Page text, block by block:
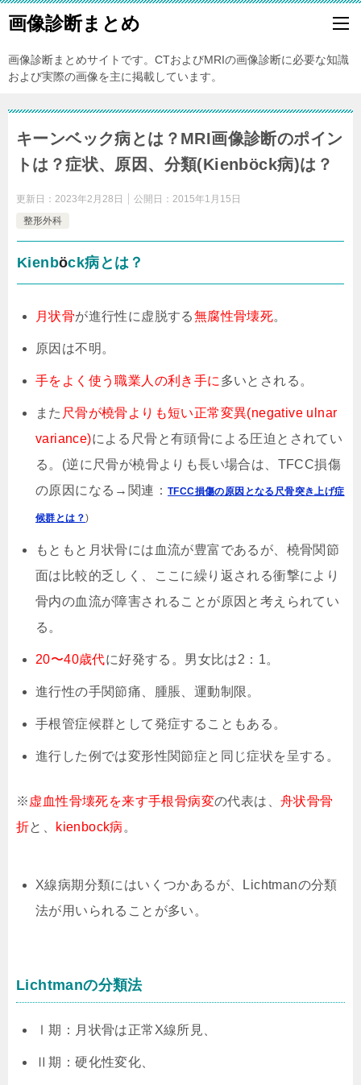
画像診断まとめ
画像診断まとめサイトです。CTおよびMRIの画像診断に必要な知識
および実際の画像を主に掲載しています。
キーンベック病とは？MRI画像診断のポイン
トは？症状、原因、分類(Kienböck病 )は？
更新日： 2023年2月28日 公開日： 2015年1月15日
整形外科
Kienböck病とは？
月状骨が進行性に虚脱する無腐性骨壊死。
原因は不明。
手をよく使う職業人の利き手に 多いとされる。
また 尺骨が橈骨よりも短い正常変異(negative ulnar
variance)による尺骨と有頭骨による圧迫とされてい
る。(逆に尺骨が橈骨よりも長い場合は、TFCC損傷
の原因になる→関連： TFCC損傷の原因となる尺骨突き上げ症
候群とは？)
もともと月状骨には血流が豊富であるが、橈骨関節
面は比較的乏しく、ここに繰り返される衝撃により
骨内の血流が障害されることが原因と考えられてい
る。
20〜40歳代に好発する。男女比は2：1。
進行性の手関節痛、腫脹、運動制限。
手根管症候群として発症することもある。
進行した例では変形性関節症と同じ症状を呈する。
※ 虚血性骨壊死を来す手根骨病変の代表は、舟状骨骨
折と、 kienbock病 。
X線病期分類にはいくつかあるが、Lichtmanの分類
法が用いられることが多い。
Lichtmanの分類法
Ⅰ期：月状骨は正常X線所見、
Ⅱ期：硬化性変化、